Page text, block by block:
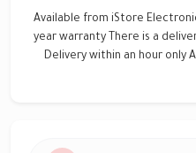
Available from iStore
year warranty There is a
Delivery within an hour only